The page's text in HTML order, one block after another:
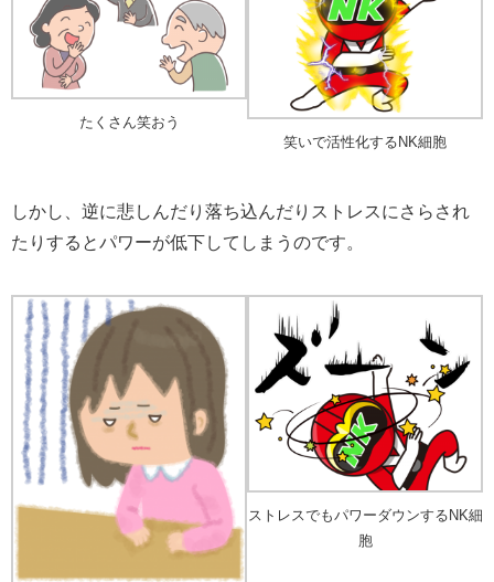
たくさん笑おう
笑いで活性化するNK細胞
しかし、逆に悲しんだり落ち込んだりストレスにさらされ
たりするとパワーが低下してしまうのです。
ストレスでもパワーダウンするNK細
胞